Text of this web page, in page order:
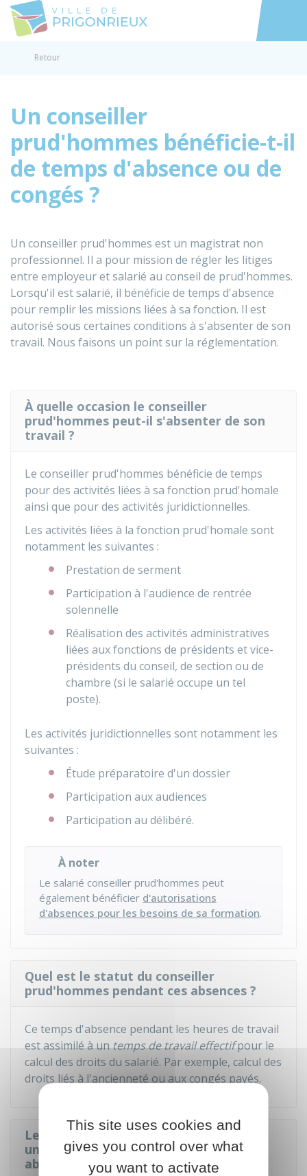
Accéder
Retour
Un conseiller
prud'hommes bénéficie-t-il
de temps d'absence ou de
congés ?
Un conseiller prud'hommes est un magistrat non
professionnel. Il a pour mission de régler les litiges
entre employeur et salarié au conseil de prud'hommes.
Lorsqu'il est salarié, il bénéficie de temps d'absence
pour remplir les missions liées à sa fonction. Il est
autorisé sous certaines conditions à s'absenter de son
travail. Nous faisons un point sur la réglementation.
À quelle occasion le conseiller
prud'hommes peut-il s'absenter de son
travail ?
Le conseiller prud'hommes bénéficie de temps
pour des activités liées à sa fonction prud'homale
ainsi que pour des activités juridictionnelles.
Les activités liées à la fonction prud'homale sont
notamment les suivantes :
Prestation de serment
Participation à l'audience de rentrée
solennelle
Réalisation des activités administratives
liées aux fonctions de présidents et vice-
présidents du conseil, de section ou de
chambre (si le salarié occupe un tel
poste).
Les activités juridictionnelles sont notamment les
suivantes :
Étude préparatoire d'un dossier
Participation aux audiences
Participation au délibéré.
À noter
Le salarié conseiller prud'hommes peut
également bénéficier d'autorisations
d'absences pour les besoins de sa formation.
Quel est le statut du conseiller
prud'hommes pendant ces absences ?
Ce temps d'absence pendant les heures de travail
est assimilé à untemps de travail effectifpour le
calcul des droits du salarié. Par exemple, calcul des
droits liés à l'ancienneté ou aux congés payés.
Le conseiller prud'hommes touche-t-il
une rémunération pendant ces
absences ?
This site uses cookies and
gives you control over what
you want to activate